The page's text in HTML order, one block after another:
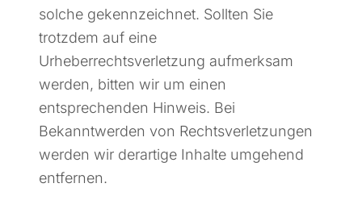
solche gekennzeichnet. Sollten Sie
trotzdem auf eine
Urheberrechtsverletzung aufmerksam
werden, bitten wir um einen
entsprechenden Hinweis. Bei
Bekanntwerden von Rechtsverletzungen
werden wir derartige Inhalte umgehend
entfernen.